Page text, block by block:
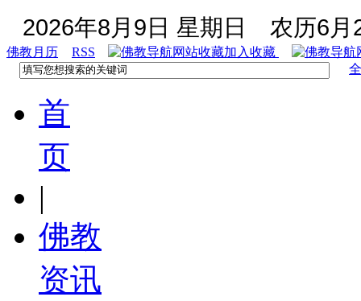
2026年8月9日 星期日 农历6月
佛教月历 RSS
加入收藏
首
页
|
佛教
资讯